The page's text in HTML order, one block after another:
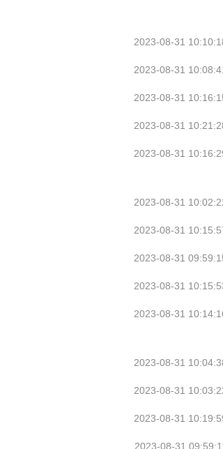
2023-08-31
2023-08-31
2023-08-31
2023-08-31
2023-08-31
2023-08-31
2023-08-31
2023-08-31
2023-08-31
2023-08-31
2023-08-31
2023-08-31
2023-08-31
2023-08-31